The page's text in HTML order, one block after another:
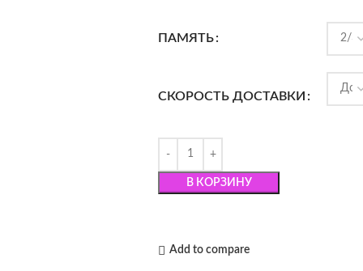
ПАМЯТЬ
СКОРОСТЬ ДОСТАВКИ
В КОРЗИНУ
Add to compare